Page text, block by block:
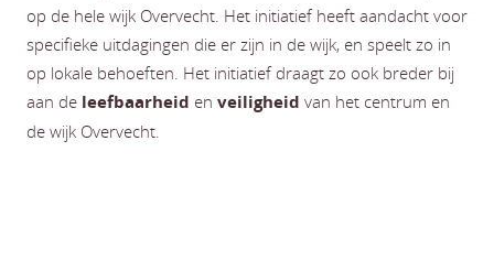
op de hele wijk Overvecht. Het initiatief heeft aandacht voor
specifieke uitdagingen die er zijn in de wijk, en speelt zo in
op lokale behoeften. Het initiatief draagt zo ook breder bij
aan de leefbaarheid en veiligheid van het centrum en
de wijk Overvecht.